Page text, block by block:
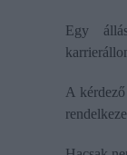
Egy
A